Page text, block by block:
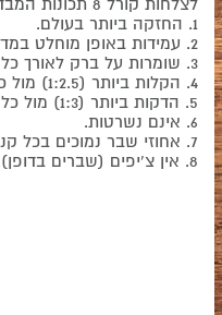
1. החזקה ביותר בעולם.
2. עמידות באופן מוחלט במדיחי כלים לסוגיהם.
3. שומרות על ברק לאורך כל חייהם.
4. הקלות ביותר (1:2.5) מול כל מתחרה.
5. הדקות ביותר (1:3) מול כל מתחרה.
6. אינם נשרטות.
7. אחוזי שבר נמוכים בכל קנה מידה מוכר.
8. אין צ'יפים (שברים בדופן).